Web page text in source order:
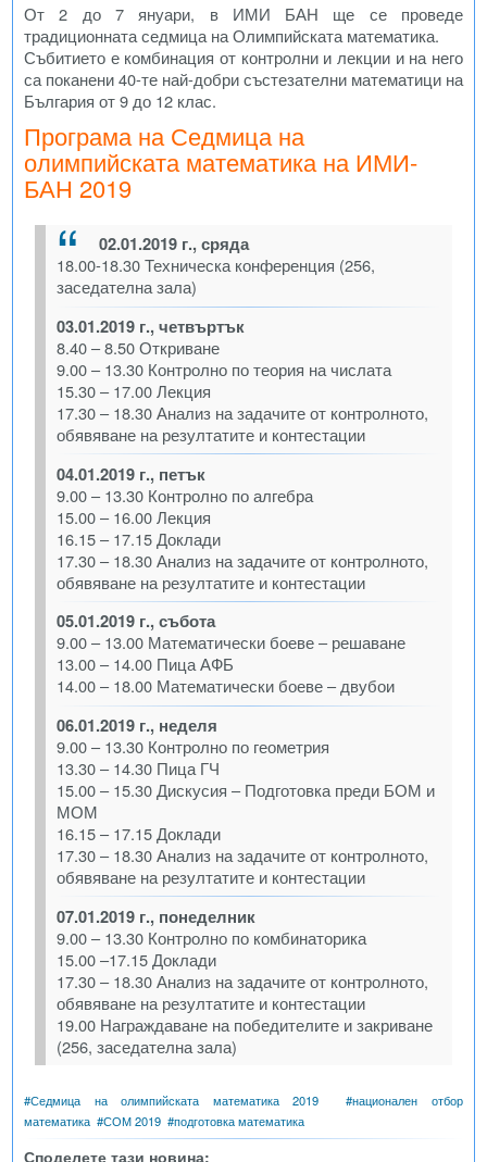
От 2 до 7 януари, в ИМИ БАН ще се проведе
традиционната седмица на Олимпийската математика.
Събитието е комбинация от контролни и лекции и на него
са поканени 40-те най-добри състезателни математици на
България от 9 до 12 клас.
Програма на Седмица на
олимпийската математика на ИМИ-
БАН 2019
02.01.2019 г., сряда
18.00-18.30 Техническа конференция (256,
заседателна зала)
03.01.2019 г., четвъртък
8.40 – 8.50 Откриване
9.00 – 13.30 Контролно по теория на числата
15.30 – 17.00 Лекция
17.30 – 18.30 Анализ на задачите от контролното,
обявяване на резултатите и контестации
04.01.2019 г., петък
9.00 – 13.30 Контролно по алгебра
15.00 – 16.00 Лекция
16.15 – 17.15 Доклади
17.30 – 18.30 Анализ на задачите от контролното,
обявяване на резултатите и контестации
05.01.2019 г., събота
9.00 – 13.00 Математически боеве – решаване
13.00 – 14.00 Пица АФБ
14.00 – 18.00 Математически боеве – двубои
06.01.2019 г., неделя
9.00 – 13.30 Контролно по геометрия
13.30 – 14.30 Пица ГЧ
15.00 – 15.30 Дискусия – Подготовка преди БОМ и
МОМ
16.15 – 17.15 Доклади
17.30 – 18.30 Анализ на задачите от контролното,
обявяване на резултатите и контестации
07.01.2019 г., понеделник
9.00 – 13.30 Контролно по комбинаторика
15.00 –17.15 Доклади
17.30 – 18.30 Анализ на задачите от контролното,
обявяване на резултатите и контестации
19.00 Награждаване на победителите и закриване
(256, заседателна зала)
#Седмица на олимпийската математика 2019 #национален отбор
математика #СОМ 2019 #подготовка математика
Споделете тази новина: